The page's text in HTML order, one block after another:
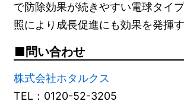
で防除効果が続きやすい電球タイ
照により成長促進にも効果を発揮す
問い合わせ
株式会社ホタルクス
TEL：0120-52-3205